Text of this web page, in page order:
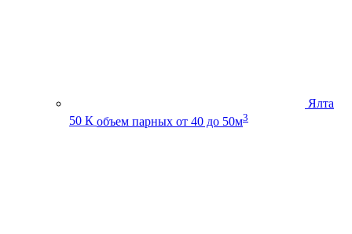
Ялта
50 К объем парных от 40 до 50м3